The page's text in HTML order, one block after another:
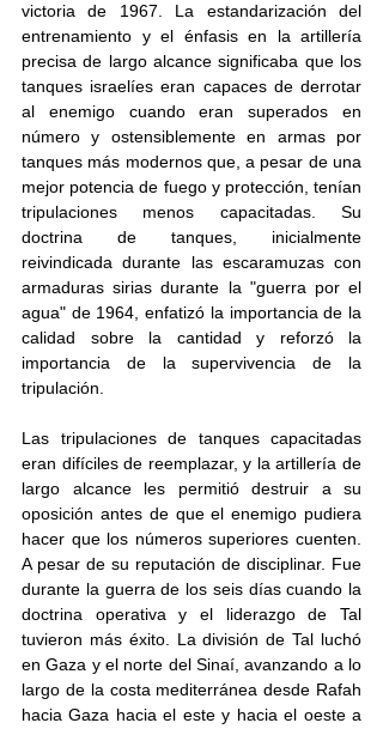
victoria de 1967. La estandarización del
entrenamiento y el énfasis en la artillería
precisa de largo alcance significaba que los
tanques israelíes eran capaces de derrotar
al enemigo cuando eran superados en
número y ostensiblemente en armas por
tanques más modernos que, a pesar de una
mejor potencia de fuego y protección, tenían
tripulaciones menos capacitadas. Su
doctrina de tanques, inicialmente
reivindicada durante las escaramuzas con
armaduras sirias durante la "guerra por el
agua" de 1964, enfatizó la importancia de la
calidad sobre la cantidad y reforzó la
importancia de la supervivencia de la
tripulación.
Las tripulaciones de tanques capacitadas
eran difíciles de reemplazar, y la artillería de
largo alcance les permitió destruir a su
oposición antes de que el enemigo pudiera
hacer que los números superiores cuenten.
A pesar de su reputación de disciplinar. Fue
durante la guerra de los seis días cuando la
doctrina operativa y el liderazgo de Tal
tuvieron más éxito. La división de Tal luchó
en Gaza y el norte del Sinaí, avanzando a lo
largo de la costa mediterránea desde Rafah
hacia Gaza hacia el este y hacia el oeste a